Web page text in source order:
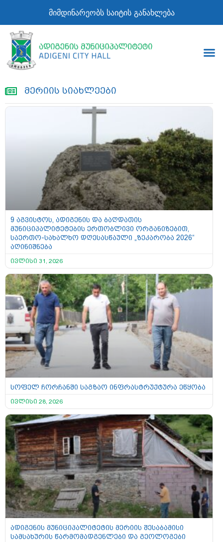
მიმდინარეობს საიტის განახლება
მერიის სიახლეები
9 აგვისტოს, ადიგენის და ბაღდათის
მუნიციპალიტეტების ერთობლივი ორგანიზებით,
საერთო-სახალხო დღესასწაული „ზეკარობა 2026“
აღინიშნება
ივლისი 31, 2026
სოფელ ჩორჩანში საგზაო ინფრასტრუქტურა ეწყობა
ივლისი 28, 2026
ადიგენის მუნიციპალიტეტის მერიის შესაბამისი
სამსახურის წარმომადგენლები და გეოლოგები